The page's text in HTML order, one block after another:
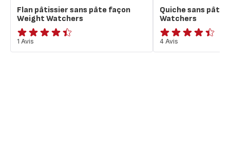
Flan pâtissier sans pâte façon
Weight Watchers
ratings.4.4
1 Avis
Quiche sans pâte
Watchers
ratings.4.4
4 Avis